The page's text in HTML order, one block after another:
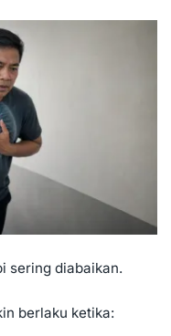
sering diabaikan.
berlaku ketika: